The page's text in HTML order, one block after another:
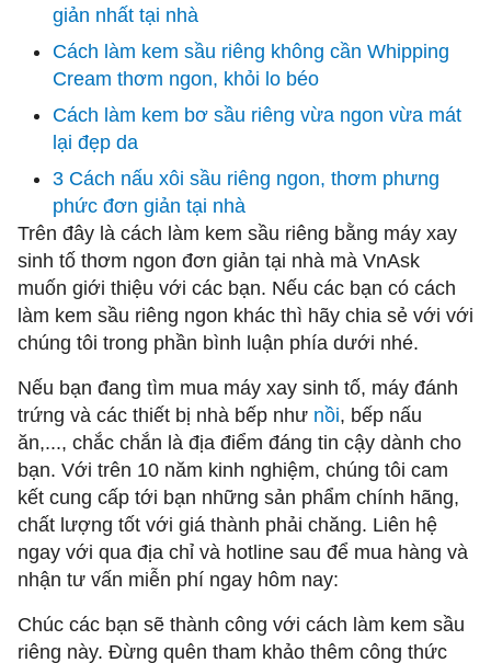
giản nhất tại nhà
Cách làm kem sầu riêng không cần Whipping
Cream thơm ngon, khỏi lo béo
Cách làm kem bơ sầu riêng vừa ngon vừa mát
lại đẹp da
3 Cách nấu xôi sầu riêng ngon, thơm phưng
phức đơn giản tại nhà
Trên đây là cách làm kem sầu riêng bằng máy xay
sinh tố thơm ngon đơn giản tại nhà mà VnAsk
muốn giới thiệu với các bạn. Nếu các bạn có cách
làm kem sầu riêng ngon khác thì hãy chia sẻ với với
chúng tôi trong phần bình luận phía dưới nhé.
Nếu bạn đang tìm mua máy xay sinh tố, máy đánh
trứng và các thiết bị nhà bếp như nồi, bếp nấu
ăn,..., chắc chắn là địa điểm đáng tin cậy dành cho
bạn. Với trên 10 năm kinh nghiệm, chúng tôi cam
kết cung cấp tới bạn những sản phẩm chính hãng,
chất lượng tốt với giá thành phải chăng. Liên hệ
ngay với qua địa chỉ và hotline sau để mua hàng và
nhận tư vấn miễn phí ngay hôm nay:
Chúc các bạn sẽ thành công với cách làm kem sầu
riêng này. Đừng quên tham khảo thêm công thức